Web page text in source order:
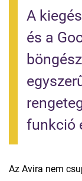
A
és a
funkció
Az Avira nem